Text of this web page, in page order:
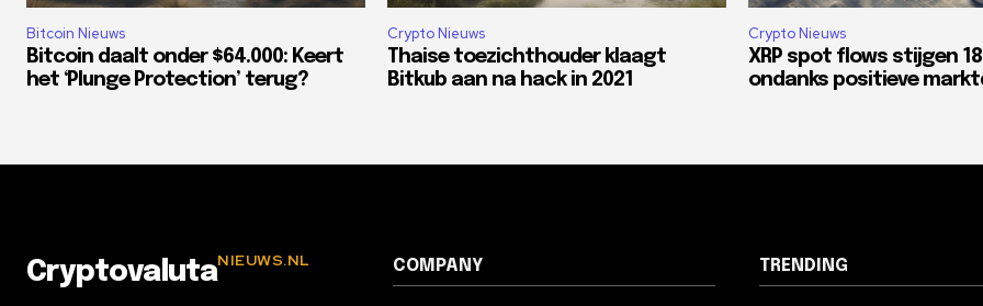
Bitcoin Nieuws
Bitcoin daalt onder $64.000: Keert
het ‘Plunge Protection’ terug?
Crypto Nieuws
Thaise toezichthouder klaagt
Bitkub aan na hack in 2021
Crypto Nieuws
XRP spot flows stijgen
ondanks positieve
CryptovalutaNIEUWS.NL COMPANY TRENDING